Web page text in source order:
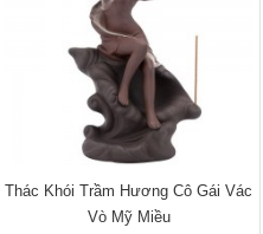
Thác Khói Trầm Hương Cô Gái Vác
Vò Mỹ Miều